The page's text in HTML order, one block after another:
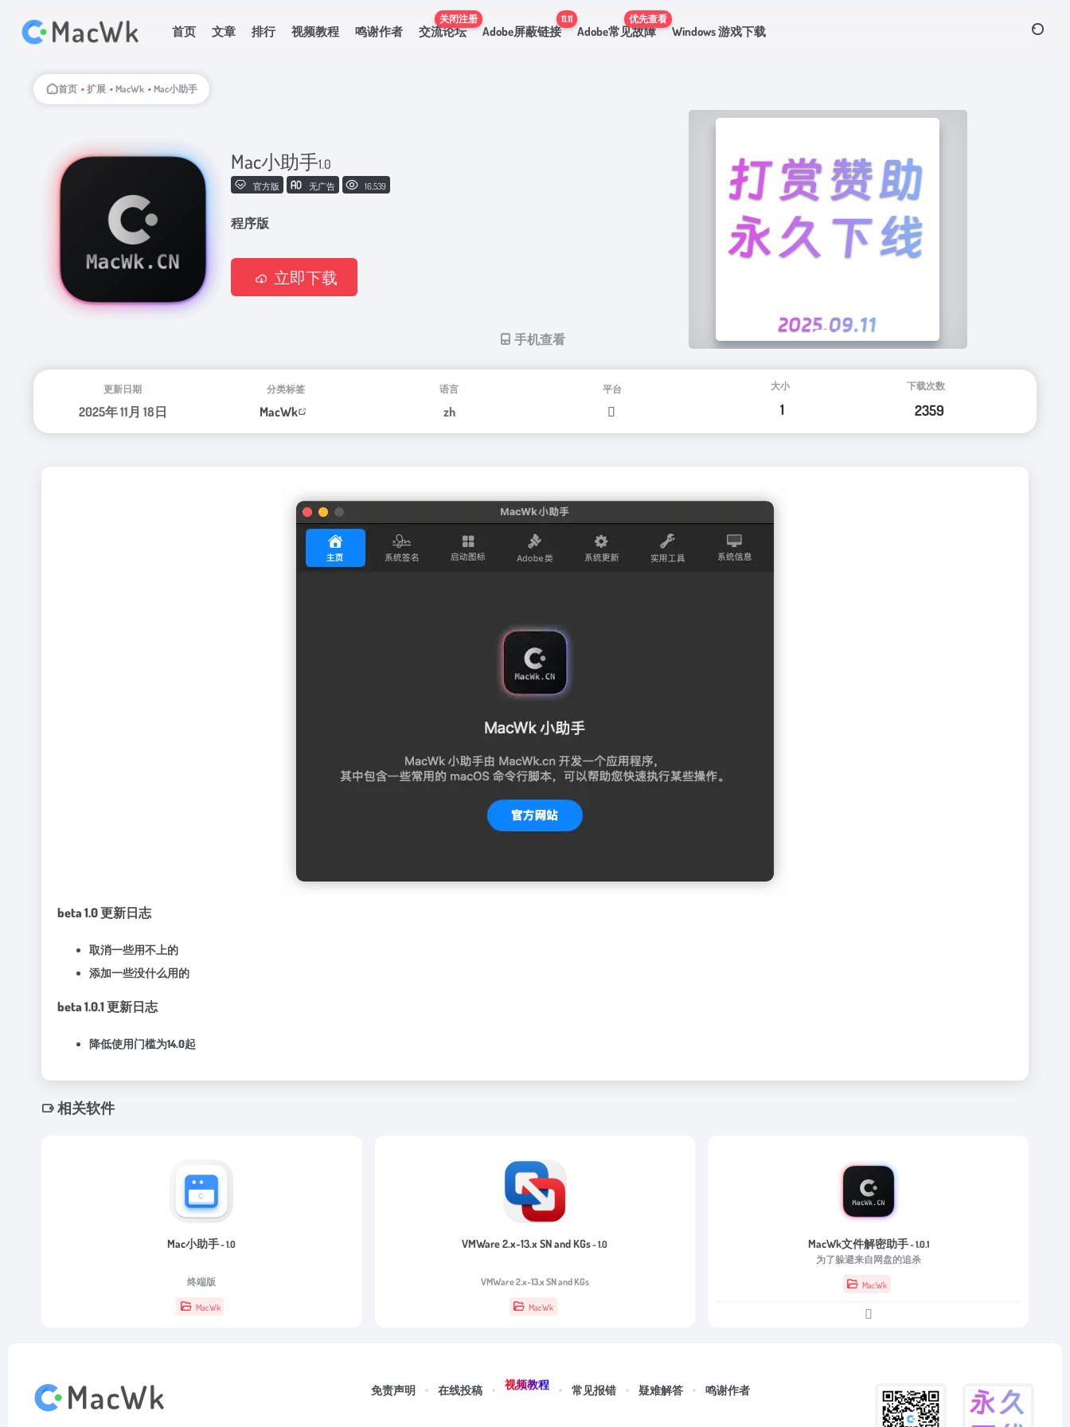
首页 文章 排行 视频教程 鸣谢作者 交流论坛
关闭注册
Adobe屏蔽链接
11.11
Adobe常见故障
优先查看
Windows 游戏下载
首页 • 扩展 • MacWk • Mac小助手
Mac小助手1.0
官方版 无广告 16,539
程序版
更新日期：
2025年 11月 18日
分类标签：
MacWk
语言：
zh
平台：
立即下载
手机查看
beta 1.0 更新日志
取消一些用不上的
添加一些没什么用的
beta 1.0.1 更新日志
降低使用门槛为14.0起
相关软件
Mac小助手- 1.0
终端版
MacWk
VMWare 2.x-13.x SN and KGs- 1.0
VMWare 2.x-13.x SN and KGs
MacWk
MacWk文件解密助手- 1.0.1
为了躲避来自网盘的追杀
MacWk
免责声明 在线投稿 视频教程 常见报错 疑难解答 鸣谢作者